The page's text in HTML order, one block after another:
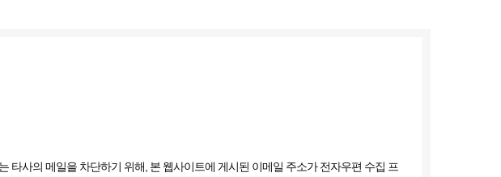
타사의 메일을 차단하기 위해, 본 웹사이트에 게시된 이메일 주소가 전자우편 수집 프